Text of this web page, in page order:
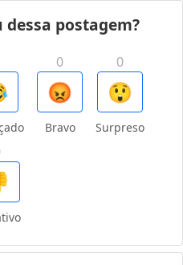
dessa postagem?
0
😡
Bravo
0
😲
Surpreso